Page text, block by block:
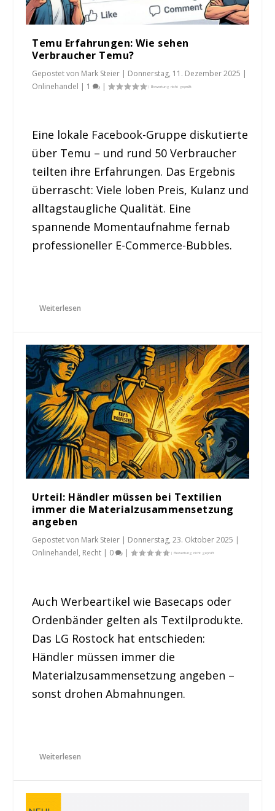
Temu Erfahrungen: Wie sehen
Verbraucher Temu?
Gepostet von Mark Steier | Donnerstag, 11. Dezember 2025 |
Onlinehandel | 1 |
Eine lokale Facebook-Gruppe diskutierte
über Temu – und rund 50 Verbraucher
teilten ihre Erfahrungen. Das Ergebnis
überrascht: Viele loben Preis, Kulanz und
alltagstaugliche Qualität. Eine
spannende Momentaufnahme fernab
professioneller E-Commerce-Bubbles.
Weiterlesen
Urteil: Händler müssen bei Textilien
immer die Materialzusammensetzung
angeben
Gepostet von Mark Steier | Donnerstag, 23. Oktober 2025 |
Onlinehandel, Recht | 0 |
Auch Werbeartikel wie Basecaps oder
Ordenbänder gelten als Textilprodukte.
Das LG Rostock hat entschieden:
Händler müssen immer die
Materialzusammensetzung angeben –
sonst drohen Abmahnungen.
Weiterlesen